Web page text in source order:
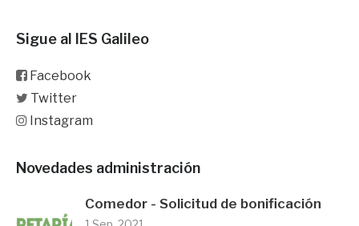
Sigue al IES Galileo
Facebook
Twitter
Instagram
Novedades administración
Comedor - Solicitud de bonificación